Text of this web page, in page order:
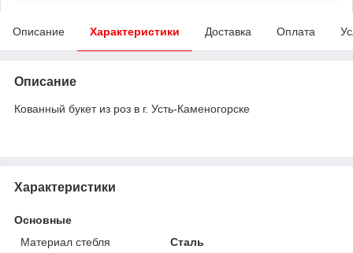
Описание Характеристики Доставка Оплата
Описание
Кованный букет из роз в г. Усть-Каменогорске
Характеристики
Основные
Материал стебля
Сталь